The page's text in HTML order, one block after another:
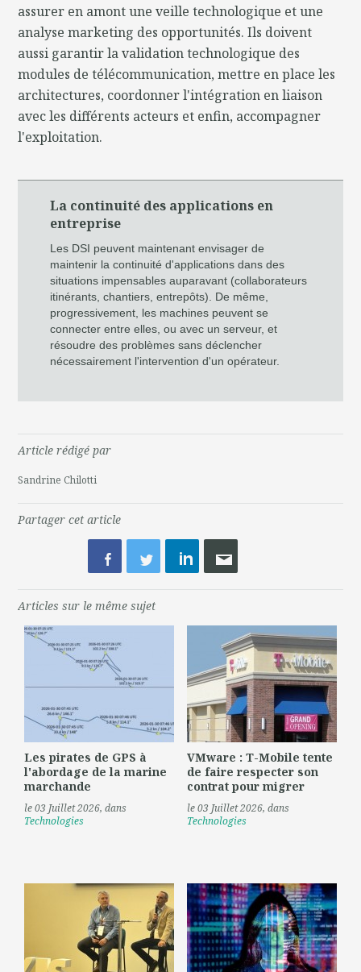
assurer en amont une veille technologique et une
analyse marketing des opportunités. Ils doivent
aussi garantir la validation technologique des
modules de télécommunication, mettre en place les
architectures, coordonner l'intégration en liaison
avec les différents acteurs et enfin, accompagner
l'exploitation.
La continuité des applications en
entreprise
Les DSI peuvent maintenant envisager de
maintenir la continuité d'applications dans des
situations impensables auparavant (collaborateurs
itinérants, chantiers, entrepôts). De même,
progressivement, les machines peuvent se
connecter entre elles, ou avec un serveur, et
résoudre des problèmes sans déclencher
nécessairement l'intervention d'un opérateur.
Article rédigé par
Sandrine Chilotti
Partager cet article
Articles sur le même sujet
Les pirates de GPS à
l'abordage de la marine
marchande
le 03 Juillet 2026, dans
Technologies
VMware : T-Mobile tente
de faire respecter son
contrat pour migrer
le 03 Juillet 2026, dans
Technologies